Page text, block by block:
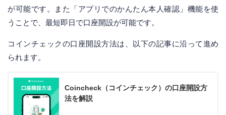
が可能です。また「アプリでのかんたん本人確認」機能を使
うことで、最短即日で口座開設が可能です。
コインチェックの口座開設方法は、以下の記事に沿って進め
られます。
Coincheck（コインチェック）の口座開設方
法を解説